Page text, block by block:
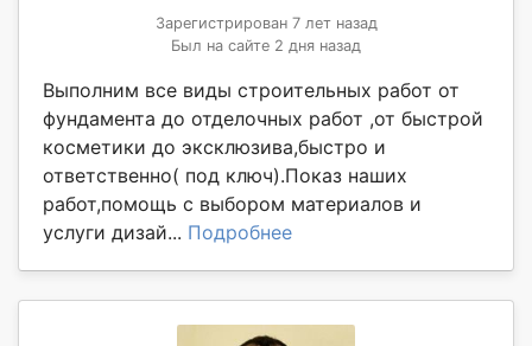
Зарегистрирован 7 лет назад
Был на сайте 2 дня назад
Выполним все виды строительных работ от
фундамента до отделочных работ ,от быстрой
косметики до эксклюзива,быстро и
ответственно( под ключ).Показ наших
работ,помощь с выбором материалов и
услуги дизай... Подробнее